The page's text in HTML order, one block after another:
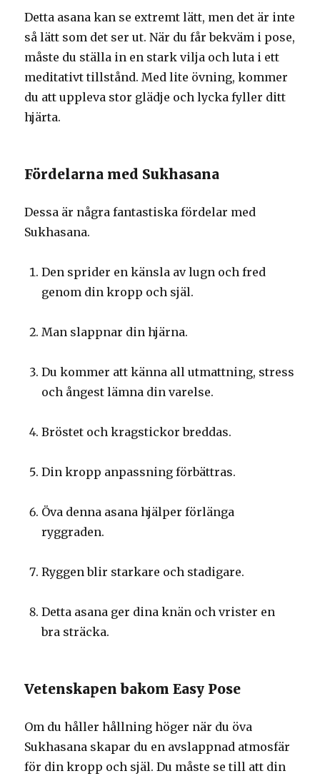
Detta asana kan se extremt lätt, men det är inte
så lätt som det ser ut. När du får bekväm i pose,
måste du ställa in en stark vilja och luta i ett
meditativt tillstånd. Med lite övning, kommer
du att uppleva stor glädje och lycka fyller ditt
hjärta.
Fördelarna med Sukhasana
Dessa är några fantastiska fördelar med
Sukhasana.
Den sprider en känsla av lugn och fred
genom din kropp och själ.
Man slappnar din hjärna.
Du kommer att känna all utmattning, stress
och ångest lämna din varelse.
Bröstet och kragstickor breddas.
Din kropp anpassning förbättras.
Öva denna asana hjälper förlänga
ryggraden.
Ryggen blir starkare och stadigare.
Detta asana ger dina knän och vrister en
bra sträcka.
Vetenskapen bakom Easy Pose
Om du håller hållning höger när du öva
Sukhasana skapar du en avslappnad atmosfär
för din kropp och själ. Du måste se till att din